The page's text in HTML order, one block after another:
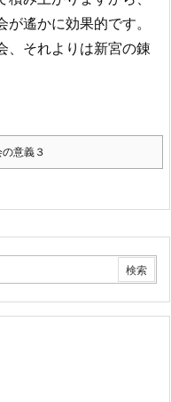
遙かに効果的です。
、それよりは新宮の錬
意義３